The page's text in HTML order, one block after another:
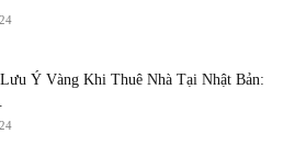
Ý Vàng Khi Thuê Nhà Tại Nhật Bản: